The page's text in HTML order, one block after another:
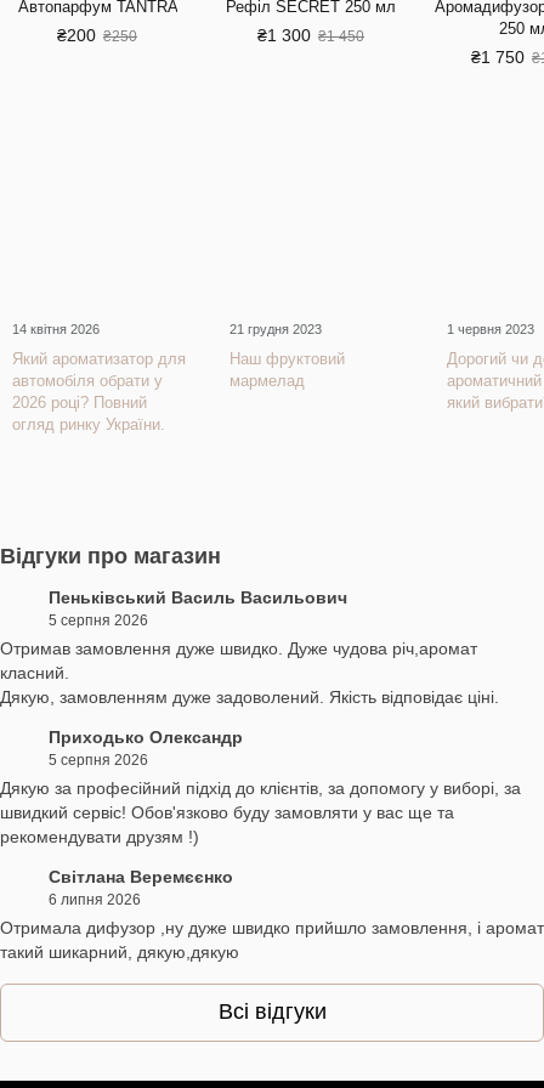
Автопарфум TANTRA
₴200 ₴250
Рефіл SECRET 250 мл
₴1 300 ₴1 450
250
₴1 750
14 квітня 2026
Який ароматизатор для
автомобіля обрати у
2026 році? Повний
огляд ринку України.
21 грудня 2023
Наш фруктовий
мармелад
1 червня 2023
Дорогий чи
який
Відгуки про магазин
Пеньківський Василь Васильович
5 серпня 2026
Отримав замовлення дуже швидко. Дуже чудова річ,аромат
класний.
Дякую, замовленням дуже задоволений. Якість відповідає ціні.
Приходько Олександр
5 серпня 2026
Дякую за професійний підхід до клієнтів, за допомогу у виборі, за
швидкий сервіс! Обов'язково буду замовляти у вас ще та
рекомендувати друзям !)
Світлана Веремєєнко
6 липня 2026
Отримала дифузор ,ну дуже швидко прийшло замовлення, і аромат
такий шикарний, дякую,дякую
Всі відгуки